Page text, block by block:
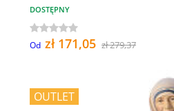
DOSTĘPNY
Od zł 171,05 zł 279,37
OUTLET